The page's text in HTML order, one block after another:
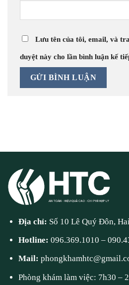
Lưu tên của tôi, email, và
duyệt này cho lần bình luận kế
Địa chỉ: Số 10 Lê Quý Đôn,
Hotline:096.369.1010 –
Mail:
Phòng khám làm việc: 7h30 –